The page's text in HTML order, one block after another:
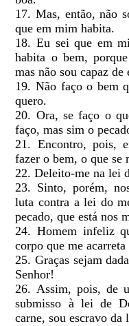
17. Mas, então, não
que em mim habita.
18. Eu sei que em
habita o bem,
mas não sou capaz de
19. Não faço o bem
quero.
20. Ora, se faço o
faço, mas sim o
21. Encontro, pois,
fazer o bem, o que se
22. Deleito-me na lei
23. Sinto, porém,
luta contra a lei do
pecado, que está nos
24. Homem infeliz
corpo que me
25. Graças sejam
Senhor!
26. Assim, pois, de
submisso à lei de
carne, sou escravo da